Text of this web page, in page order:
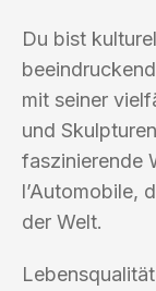
Du bist
mit seiner
und
faszinierende
l’Automobile,
der Welt.